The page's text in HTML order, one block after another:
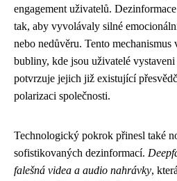
engagement uživatelů.
tak, aby vyvolávaly silné
nebo nedůvěru. Tento
bubliny, kde jsou uživatelé
potvrzuje jejich již existující
polarizaci společnosti.
Technologický pokrok přinesl také
sofistikovaných dezinformací.
falešná videa a audio nahrávky,